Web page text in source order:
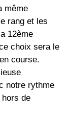
même
rang et les
12ème
choix sera le
course.
notre rythme
de